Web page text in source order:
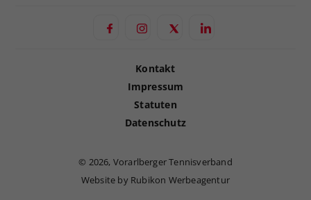
Kontakt
Impressum
Statuten
Datenschutz
© 2026, Vorarlberger Tennisverband
Website by Rubikon Werbeagentur